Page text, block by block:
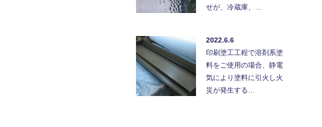
せが、冷蔵庫、…
2022.6.6
印刷塗工工程で溶剤系塗
料をご使用の場合、静電
気により塗料に引火し火
災が発生する…